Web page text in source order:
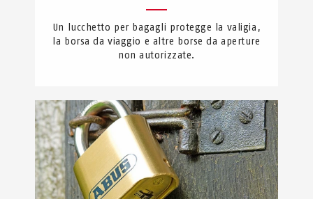
Un lucchetto per bagagli protegge la valigia,
la borsa da viaggio e altre borse da aperture
non autorizzate.